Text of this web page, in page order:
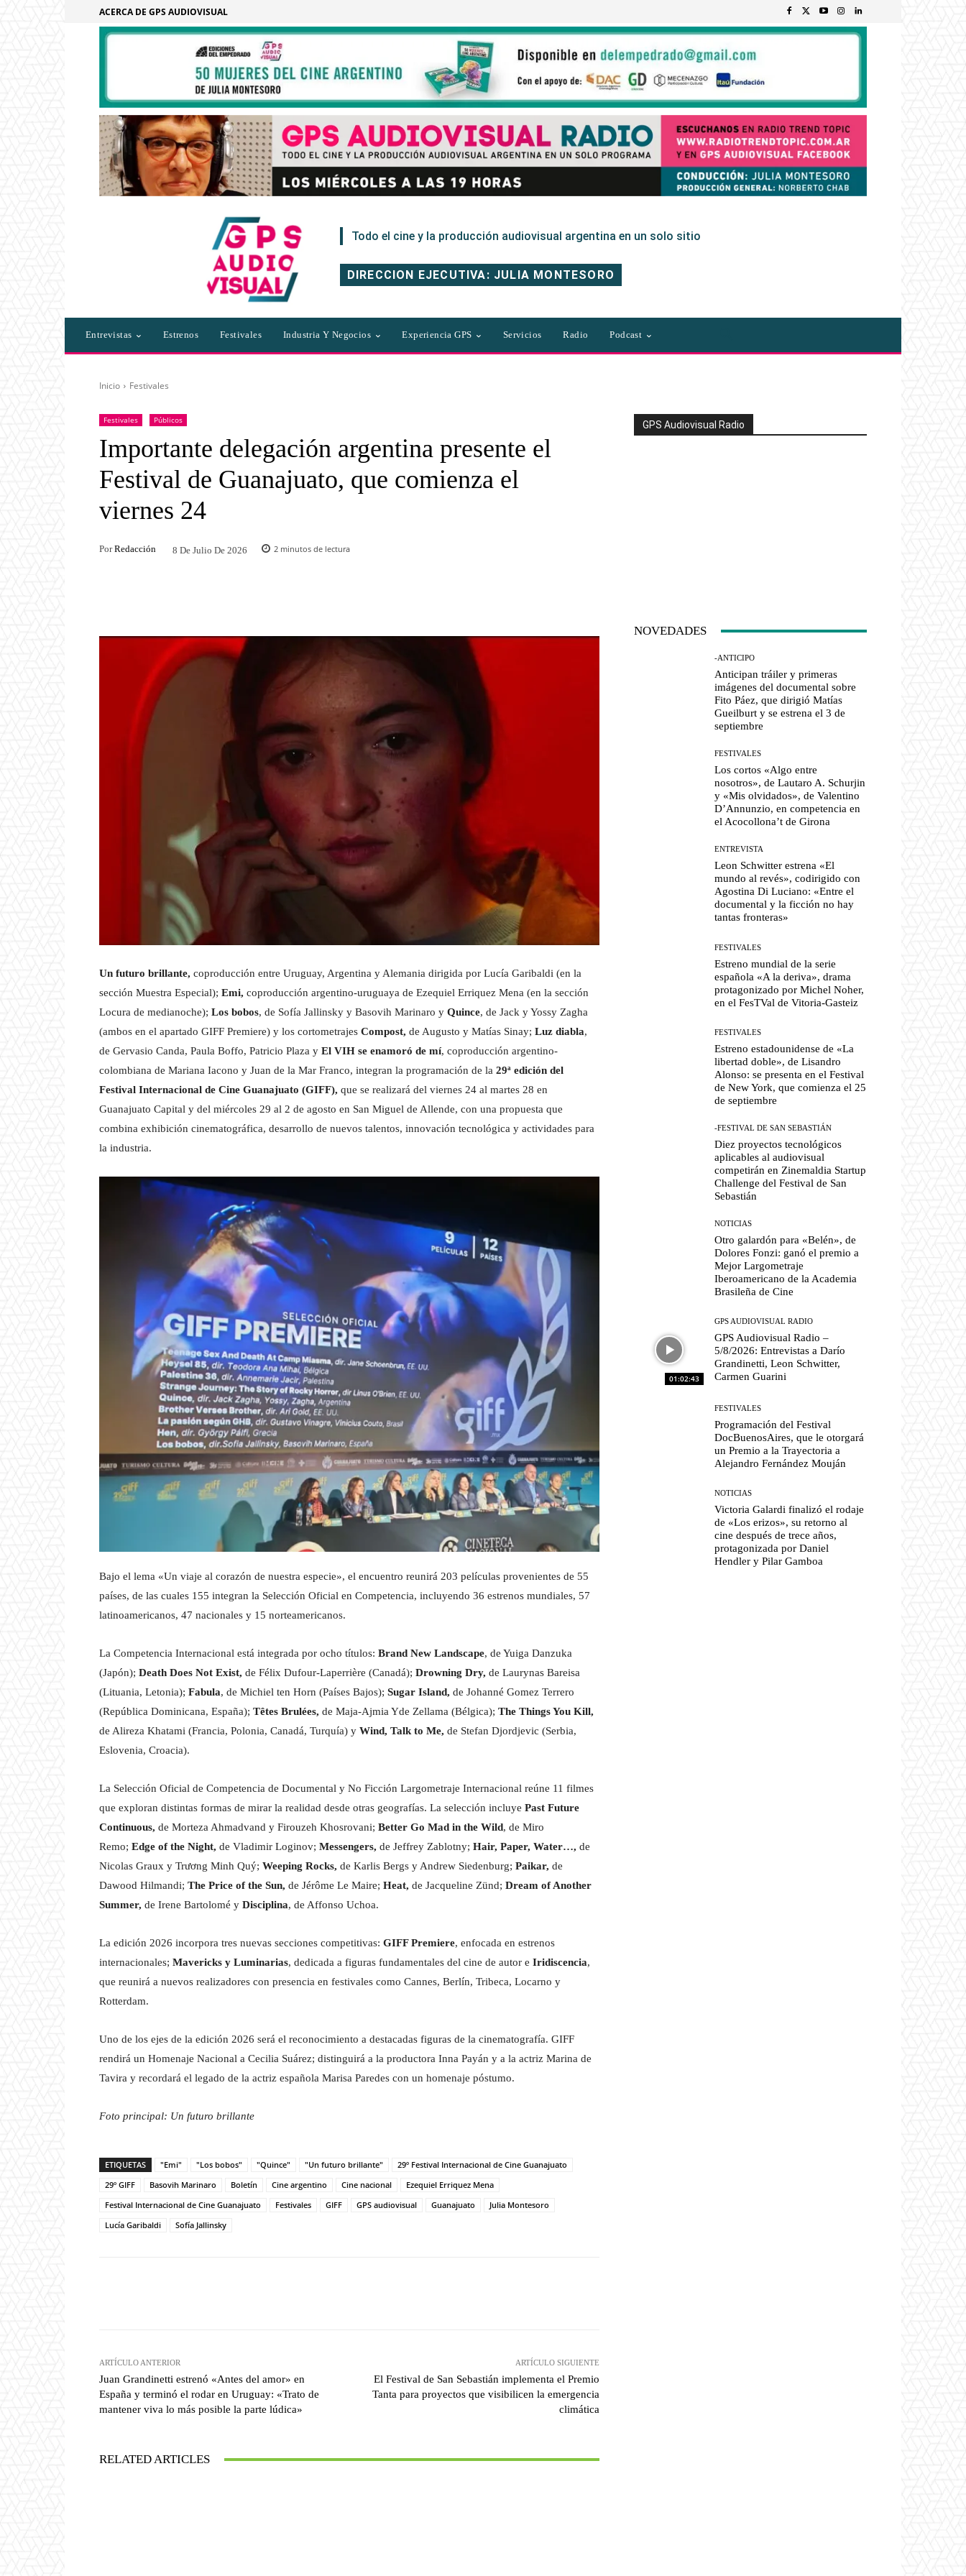
ACERCA DE GPS AUDIOVISUAL
Todo el cine y la producción audiovisual argentina en un solo sitio
DIRECCION EJECUTIVA: JULIA MONTESORO
Entrevistas Estrenos Festivales Industria Y Negocios Experiencia GPS Servicios Radio Podcast
Inicio Festivales
Festivales Públicos
Importante delegación argentina presente el
Festival de Guanajuato, que comienza el
viernes 24
Por Redacción 8 De Julio De 2026 2 minutos de lectura
Un futuro brillante, coproducción entre Uruguay, Argentina y Alemania dirigida por Lucía Garibaldi (en la
sección Muestra Especial); Emi, coproducción argentino-uruguaya de Ezequiel Erriquez Mena (en la sección
Locura de medianoche); Los bobos, de Sofía Jallinsky y Basovih Marinaro y Quince, de Jack y Yossy Zagha
(ambos en el apartado GIFF Premiere) y los cortometrajes Compost, de Augusto y Matías Sinay; Luz diabla,
de Gervasio Canda, Paula Boffo, Patricio Plaza y El VIH se enamoró de mí, coproducción argentino-
colombiana de Mariana Iacono y Juan de la Mar Franco, integran la programación de la 29ª edición del
Festival Internacional de Cine Guanajuato (GIFF), que se realizará del viernes 24 al martes 28 en
Guanajuato Capital y del miércoles 29 al 2 de agosto en San Miguel de Allende, con una propuesta que
combina exhibición cinematográfica, desarrollo de nuevos talentos, innovación tecnológica y actividades para
la industria.
Bajo el lema «Un viaje al corazón de nuestra especie», el encuentro reunirá 203 películas provenientes de 55
países, de las cuales 155 integran la Selección Oficial en Competencia, incluyendo 36 estrenos mundiales, 57
latinoamericanos, 47 nacionales y 15 norteamericanos.
La Competencia Internacional está integrada por ocho títulos: Brand New Landscape, de Yuiga Danzuka
(Japón); Death Does Not Exist, de Félix Dufour-Laperrière (Canadá); Drowning Dry, de Laurynas Bareisa
(Lituania, Letonia); Fabula, de Michiel ten Horn (Países Bajos); Sugar Island, de Johanné Gomez Terrero
(República Dominicana, España); Têtes Brulées, de Maja-Ajmia Yde Zellama (Bélgica); The Things You Kill,
de Alireza Khatami (Francia, Polonia, Canadá, Turquía) y Wind, Talk to Me, de Stefan Djordjevic (Serbia,
Eslovenia, Croacia).
La Selección Oficial de Competencia de Documental y No Ficción Largometraje Internacional reúne 11 filmes
que exploran distintas formas de mirar la realidad desde otras geografías. La selección incluye Past Future
Continuous, de Morteza Ahmadvand y Firouzeh Khosrovani; Better Go Mad in the Wild, de Miro
Remo; Edge of the Night, de Vladimir Loginov; Messengers, de Jeffrey Zablotny; Hair, Paper, Water…, de
Nicolas Graux y Trương Minh Quý; Weeping Rocks, de Karlis Bergs y Andrew Siedenburg; Paikar, de
Dawood Hilmandi; The Price of the Sun, de Jérôme Le Maire; Heat, de Jacqueline Zünd; Dream of Another
Summer, de Irene Bartolomé y Disciplina, de Affonso Uchoa.
La edición 2026 incorpora tres nuevas secciones competitivas: GIFF Premiere, enfocada en estrenos
internacionales; Mavericks y Luminarias, dedicada a figuras fundamentales del cine de autor e Iridiscencia,
que reunirá a nuevos realizadores con presencia en festivales como Cannes, Berlín, Tribeca, Locarno y
Rotterdam.
Uno de los ejes de la edición 2026 será el reconocimiento a destacadas figuras de la cinematografía. GIFF
rendirá un Homenaje Nacional a Cecilia Suárez; distinguirá a la productora Inna Payán y a la actriz Marina de
Tavira y recordará el legado de la actriz española Marisa Paredes con un homenaje póstumo.
Foto principal: Un futuro brillante
ETIQUETAS "Emi" "Los bobos" "Quince" "Un futuro brillante"
29º Festival Internacional de Cine Guanajuato
29º GIFF
Basovih Marinaro Boletín Cine argentino Cine nacional
Ezequiel Erriquez Mena
Festival Internacional de Cine Guanajuato
Festivales GIFF GPS audiovisual Guanajuato
Julia Montesoro
Lucía Garibaldi
Sofía Jallinsky
ARTÍCULO ANTERIOR
Juan Grandinetti estrenó «Antes del amor» en
España y terminó el rodar en Uruguay: «Trato de
mantener viva lo más posible la parte lúdica»
ARTÍCULO SIGUIENTE
El Festival de San Sebastián implementa el Premio
Tanta para proyectos que visibilicen la emergencia
climática
RELATED ARTICLES
GPS Audiovisual Radio
NOVEDADES
-ANTICIPO
Anticipan tráiler y primeras
imágenes del documental sobre
Fito Páez, que dirigió Matías
Gueilburt y se estrena el 3 de
septiembre
FESTIVALES
Los cortos «Algo entre
nosotros», de Lautaro A. Schurjin
y «Mis olvidados», de Valentino
D’Annunzio, en competencia en
el Acocollona’t de Girona
ENTREVISTA
Leon Schwitter estrena «El
mundo al revés», codirigido con
Agostina Di Luciano: «Entre el
documental y la ficción no hay
tantas fronteras»
FESTIVALES
Estreno mundial de la serie
española «A la deriva», drama
protagonizado por Michel Noher,
en el FesTVal de Vitoria-Gasteiz
FESTIVALES
Estreno estadounidense de «La
libertad doble», de Lisandro
Alonso: se presenta en el Festival
de New York, que comienza el 25
de septiembre
-FESTIVAL DE SAN SEBASTIÁN
Diez proyectos tecnológicos
aplicables al audiovisual
competirán en Zinemaldia Startup
Challenge del Festival de San
Sebastián
NOTICIAS
Otro galardón para «Belén», de
Dolores Fonzi: ganó el premio a
Mejor Largometraje
Iberoamericano de la Academia
Brasileña de Cine
01:02:43
GPS AUDIOVISUAL RADIO
GPS Audiovisual Radio –
5/8/2026: Entrevistas a Darío
Grandinetti, Leon Schwitter,
Carmen Guarini
FESTIVALES
Programación del Festival
DocBuenosAires, que le otorgará
un Premio a la Trayectoria a
Alejandro Fernández Mouján
NOTICIAS
Victoria Galardi finalizó el rodaje
de «Los erizos», su retorno al
cine después de trece años,
protagonizada por Daniel
Hendler y Pilar Gamboa